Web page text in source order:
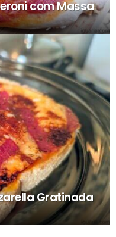
com Massa
Gratinada